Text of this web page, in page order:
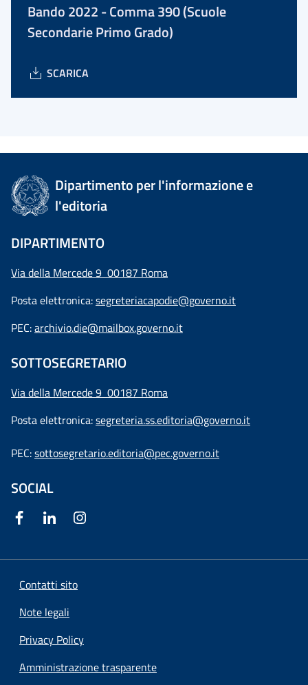
Bando 2022 - Comma 390 (Scuole
Secondarie Primo Grado)
SCARICA
Dipartimento per l'informazione e
l'editoria
DIPARTIMENTO
Via della Mercede 9 00187 Roma
Posta elettronica:segreteriacapodie@governo.it
PEC:archivio.die@mailbox.governo.it
SOTTOSEGRETARIO
Via della Mercede 9 00187 Roma
Posta elettronica:segreteria.ss.editoria@governo.it
PEC:sottosegretario.editoria@pec.governo.it
SOCIAL
Contatti sito
Note legali
Privacy Policy
Amministrazione trasparente